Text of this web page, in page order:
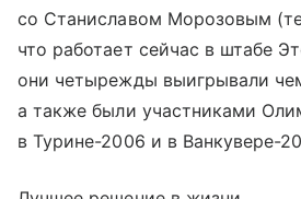
со Станиславом Морозовым
что работает сейчас в штабе
они четырежды выигрывали
а также были участниками
в Турине-2006 и в Ванкувере-